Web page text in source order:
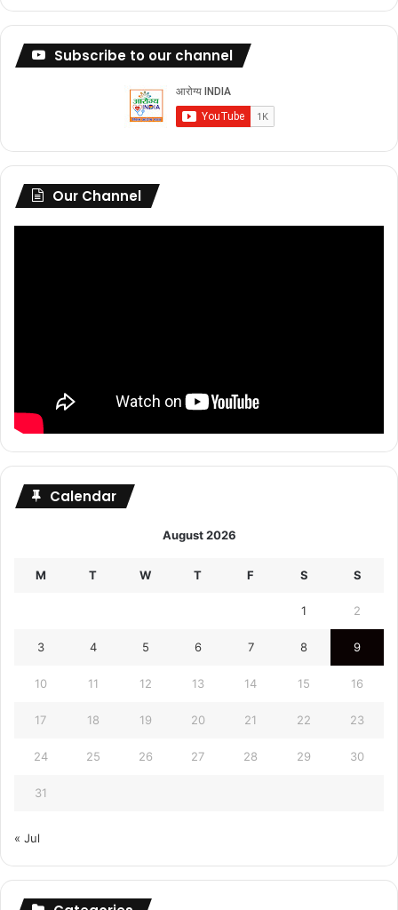
Subscribe to our channel
Our Channel
Calendar
August 2026
M T W T F S S
1 2
3 4 5 6 7 8 9
10 11 12 13 14 15 16
17 18 19 20 21 22 23
24 25 26 27 28 29 30
31
« Jul